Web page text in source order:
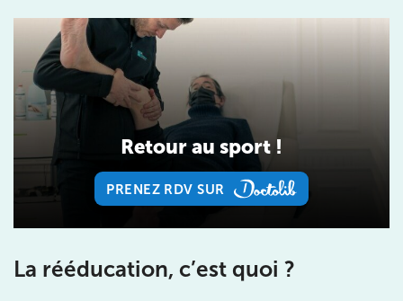
Retour au sport !
PRENEZ RDV SUR
La rééducation, c’est quoi ?
Prenez RDV sur
Prenez RDV sur
IK CHÂTENAY-MALABRY
380 Av. de la Division Leclerc 92290
Châtenay-Malabry
380 Av. de la Division Leclerc 92290 Châtenay-
01 43 50 05 24
Prenez RDV sur